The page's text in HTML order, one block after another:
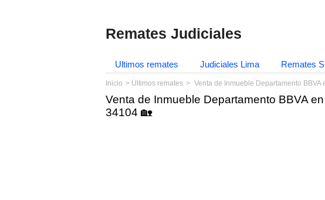
Remates Judiciales
Ultimos remates Judiciales Lima Remates
Inicio Últimos remates Venta de Inmueble Departamento BBVA
Venta de Inmueble Departamento BBVA
34104 🏡